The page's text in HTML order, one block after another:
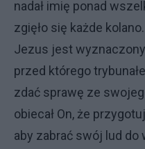
nadał imię ponad
zgięło się każde
Jezus jest
przed którego
zdać sprawę ze
obiecał On, że
aby zabrać swój lud